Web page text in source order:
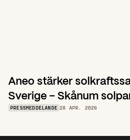
Aneo stärker
Sverige – Skånum
PRESSMEDDELANDE 28 APR. 2026